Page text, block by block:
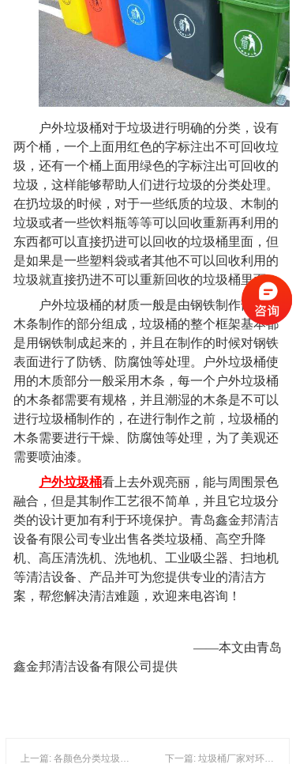
户外垃圾桶对于垃圾进行明确的分类，设有
两个桶，一个上面用红色的字标注出不可回收垃
圾，还有一个桶上面用绿色的字标注出可回收的
垃圾，这样能够帮助人们进行垃圾的分类处理。
在扔垃圾的时候，对于一些纸质的垃圾、木制的
垃圾或者一些饮料瓶等等可以回收重新再利用的
东西都可以直接扔进可以回收的垃圾桶里面，但
是如果是一些塑料袋或者其他不可以回收利用的
垃圾就直接扔进不可以重新回收的垃圾桶里面。
户外垃圾桶的材质一般是由钢铁制作部分和
木条制作的部分组成，垃圾桶的整个框架基本都
是用钢铁制成起来的，并且在制作的时候对钢铁
表面进行了防锈、防腐蚀等处理。
户外垃圾桶使
用的木质部分一般采用 木条，每一个户外垃圾桶
的木条都需要有规格，并且潮湿的木条是不可以
进行垃圾桶制作的，在进行制作之前，垃圾桶的
木条需要进行干燥、防腐蚀等处理，为了美观还
需要喷油漆。
户外垃圾桶看上去外观亮丽，能与周围景色
融合，但是其制作工艺很不简单，并且它垃圾分
类的设计更加有利于环境保护。青岛鑫金邦清洁
设备有限公司专业出售各类垃圾桶、高空升降
机、高压清洗机、洗地机、工业吸尘器、扫地机
等清洁设备、产品并可为您提供专业的清洁方
案，帮您解决清洁难题，欢迎来电咨询！
——本文由青岛
鑫金邦清洁设备有限公司提供
上一篇: 各颜色分类垃圾桶你了解其中的含义么？ 下一篇: 垃圾桶厂家对环保垃圾桶进行特点分析